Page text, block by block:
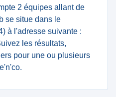
2 équipes allant de
se situe dans le
à l'adresse suivante :
les résultats,
pour une ou plusieurs